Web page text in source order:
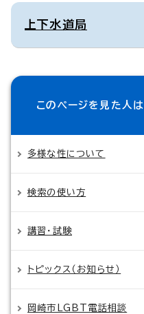
上下水道局
このページを見た人は
多様な性について
検索の使い方
講習・試験
トピックス（お知らせ）
岡崎市LGBT電話相談